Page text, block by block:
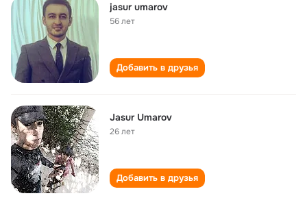
jasur umarov
56 лет
Добавить в друзья
Jasur Umarov
26 лет
Добавить в друзья